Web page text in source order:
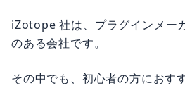
iZotope 社は、プラグインメー
のある会社です。
その中でも、初心者の方におす